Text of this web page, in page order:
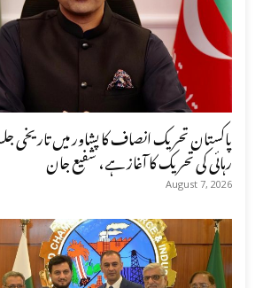
پاکستان تحریک انصاف کا پشاور میں تاریخی
رہائی کی تحریک کا آغاز ہے، شفیع جان
August 7, 2026